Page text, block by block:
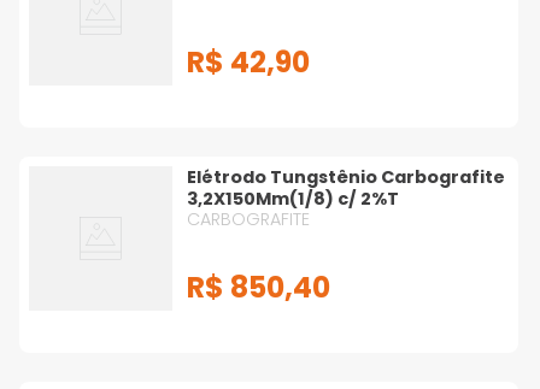
R$ 42,90
Elétrodo Tungstênio Carbografite
3,2X150Mm(1/8) c/ 2%T
CARBOGRAFITE
R$ 850,40